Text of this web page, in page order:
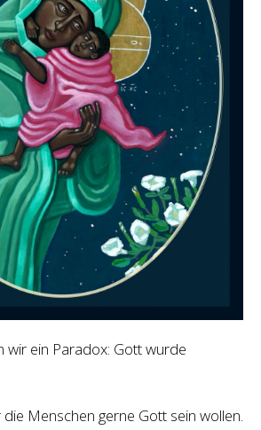
wir ein Paradox: Gott wurde
Menschen gerne Gott sein wollen.